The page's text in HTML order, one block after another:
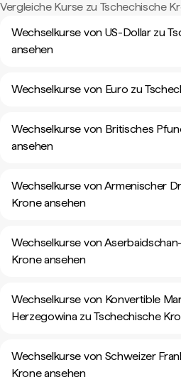
Vergleiche Kurse zu Tschechische
Wechselkurse von US-Dollar zu
ansehen
Wechselkurse von Euro zu
Wechselkurse von Britisches
ansehen
Wechselkurse von Armenischer
Krone ansehen
Wechselkurse von
Krone ansehen
Wechselkurse von Konvertible
Herzegowina zu Tschechische
Wechselkurse von Schweizer
Krone ansehen